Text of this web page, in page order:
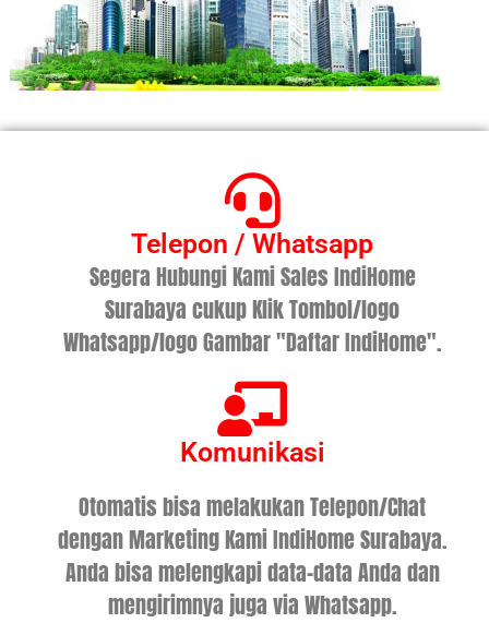
Telepon / Whatsapp
Segera Hubungi Kami Sales IndiHome
Surabaya cukup Klik Tombol/logo
Whatsapp/logo Gambar "Daftar IndiHome".
Komunikasi
Otomatis bisa melakukan Telepon/Chat
dengan Marketing Kami IndiHome Surabaya.
Anda bisa melengkapi data-data Anda dan
mengirimnya juga via Whatsapp.